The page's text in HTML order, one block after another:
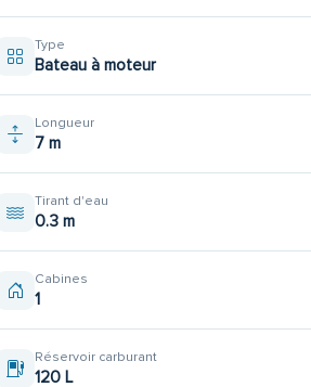
Type
Bateau à moteur
Longueur
7 m
Tirant d'eau
0.3 m
Cabines
1
Réservoir carburant
120 L